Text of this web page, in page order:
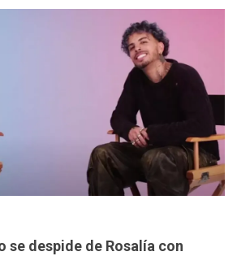
se despide de Rosalía con